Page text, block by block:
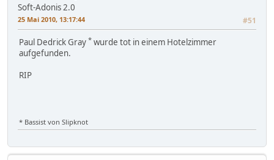
Soft-Adonis 2.0
25 Mai 2010, 13:17:44 #51
Paul Dedrick Gray * wurde tot in einem Hotelzimmer
aufgefunden.
RIP
* Bassist von Slipknot